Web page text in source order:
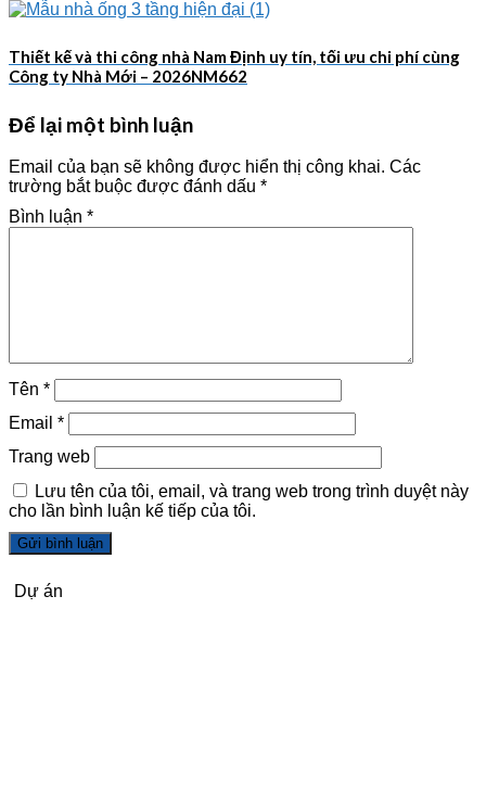
Thiết kế và thi công nhà Nam Định uy tín, tối ưu chi phí cùng
Công ty Nhà Mới – 2026NM662
Để lại một bình luận
Email của bạn sẽ không được hiển thị công khai. Các
trường bắt buộc được đánh dấu *
Bình luận *
Tên *
Email *
Trang web
Lưu tên của tôi, email, và trang web trong trình duyệt này
cho lần bình luận kế tiếp của tôi.
Dự án